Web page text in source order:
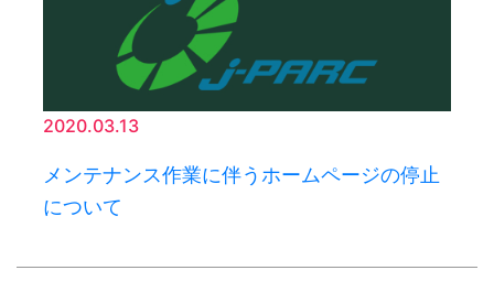
2020.03.13
メンテナンス作業に伴うホームページの停止
について